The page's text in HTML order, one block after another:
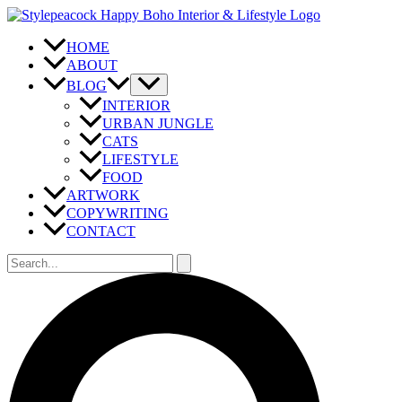
Zum
springen
HOME
ABOUT
BLOG
INTERIOR
URBAN JUNGLE
CATS
LIFESTYLE
FOOD
ARTWORK
COPYWRITING
CONTACT
Suchen
nach: